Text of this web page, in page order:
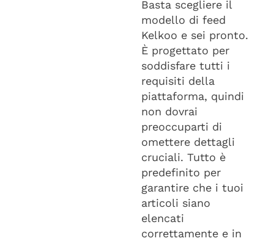
Basta scegliere il
modello di feed
Kelkoo e sei pronto.
È progettato per
soddisfare tutti i
requisiti della
piattaforma, quindi
non dovrai
preoccuparti di
omettere dettagli
cruciali. Tutto è
predefinito per
garantire che i tuoi
articoli siano
elencati
correttamente e in